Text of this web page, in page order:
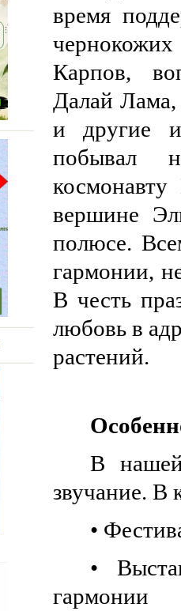
время
Карпов,
Далай
и другие
побывал
вершине
полюсе.
гармонии,
В честь
любовь в
растений.
В нашей
звучание. В
•
•
гармонии